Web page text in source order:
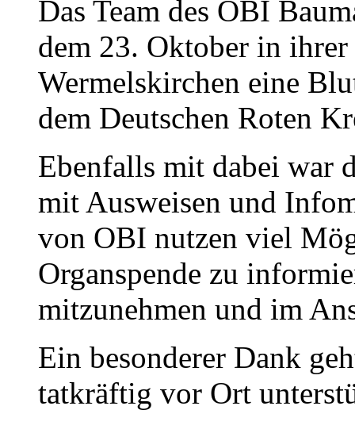
Das Team des OBI
dem 23. Oktober in
Wermelskirchen eine
dem Deutschen Roten
Ebenfalls mit dabei war
mit Ausweisen und
von OBI nutzen viel
Organspende zu
mitzunehmen und im
Ein besonderer Dank
tatkräftig vor Ort